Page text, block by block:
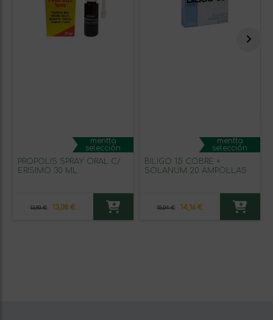
mentta
selección
PROPOLIS SPRAY ORAL C/
ERISIMO 30 ML
13,90 € 13,08 €
mentta
selección
BILIGO 15 COBRE +
SOLANUM 20 AMPOLLAS
15,04 € 14,16 €